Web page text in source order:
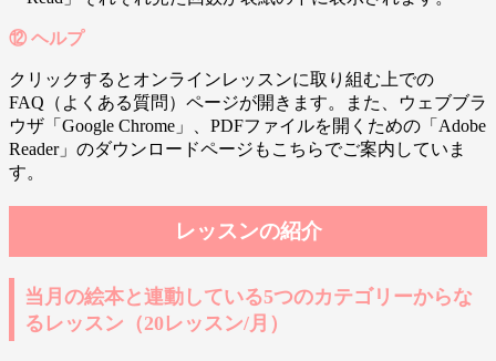
⑫ ヘルプ
クリックするとオンラインレッスンに取り組む上での
FAQ（よくある質問）ページが開きます。また、ウェブブラ
ウザ「Google Chrome」、PDFファイルを開くための「Adobe
Reader」のダウンロードページもこちらでご案内していま
す。
レッスンの紹介
当月の絵本と連動している5つのカテゴリーからな
るレッスン（20レッスン/月）